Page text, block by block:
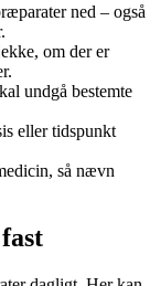
ned – også
om der er
undgå bestemte
eller tidspunkt
så nævn